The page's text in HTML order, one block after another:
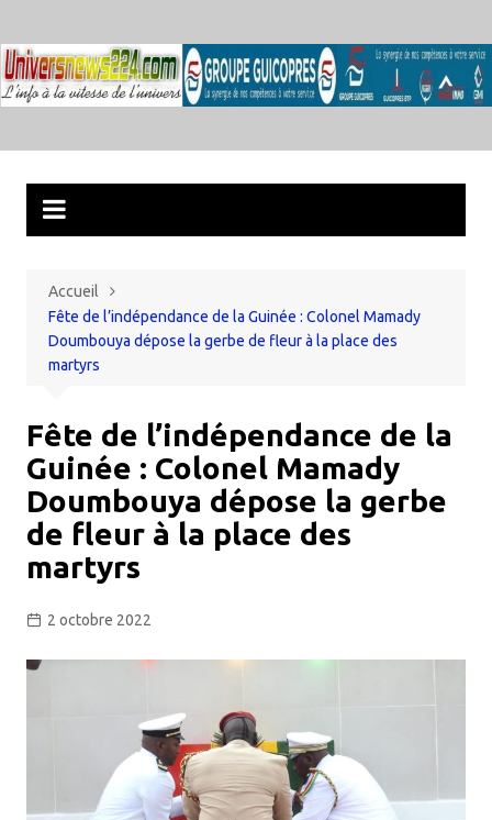
au
contenu
Accueil
Fête de l’indépendance de la Guinée : Colonel Mamady
Doumbouya dépose la gerbe de fleur à la place des
martyrs
Fête de l’indépendance de la
Guinée : Colonel Mamady
Doumbouya dépose la gerbe
de fleur à la place des
martyrs
2 octobre 2022